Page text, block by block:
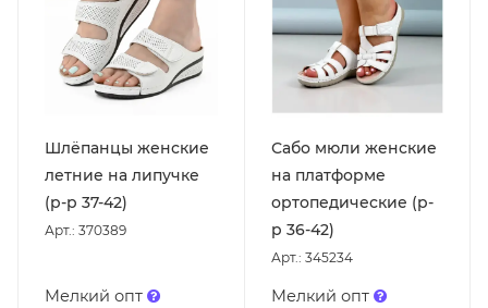
Шлёпанцы женские
летние на липучке
(р-р 37-42)
Арт.: 370389
Мелкий опт
Сабо мюли женские
на платформе
ортопедические (р-
р 36-42)
Арт.: 345234
Мелкий опт